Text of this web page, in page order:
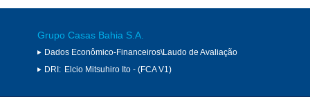
Grupo Casas Bahia S.A.
Dados Econômico-Financeiros\Laudo de Avaliação
DRI: Elcio Mitsuhiro Ito - (FCA V1)